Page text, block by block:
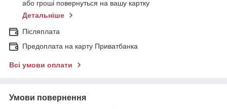
або гроші повернуться на вашу картку
Детальніше
Післяплата
Предоплата на карту Приватбанка
Всі умови оплати
Умови повернення